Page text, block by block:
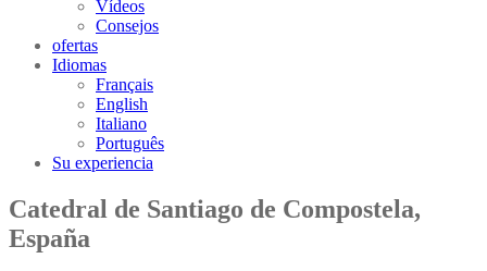
Vídeos
Consejos
ofertas
Idiomas
Français
English
Italiano
Português
Su experiencia
Catedral de Santiago de Compostela,
España